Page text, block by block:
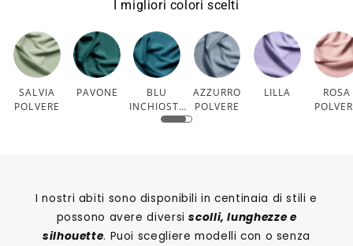
I migliori colori scelti
SALVIA
POLVERE
PAVONE
BLU
INCHIOSTR
O
AZZURRO
POLVERE
LILLA
ROSA
I nostri abiti sono disponibili in centinaia di stili e
possono avere diversiscolli, lunghezze e
silhouette. Puoi scegliere modelli con o senza